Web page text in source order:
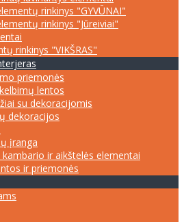
rinkinys "GYVŪNAI"
rinkinys "Jūreiviai"
rinkinys "VIKŠRAS"
priemonės
lentos
su dekoracijomis
dekoracijos
įranga
ir aikštelės elementai
ir priemonės